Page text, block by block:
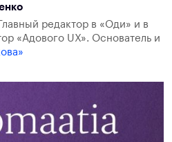
редактор в «Оди» и в
«Адового UX». Основатель и